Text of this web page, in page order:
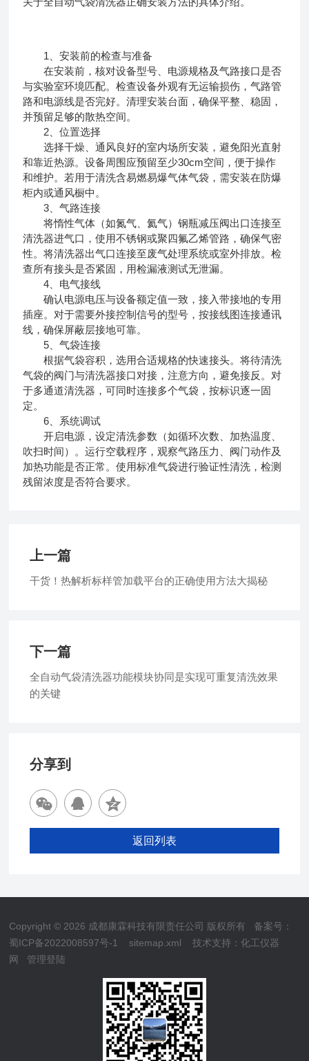
1、安装前的检查与准备
在安装前，核对设备型号、电源规格及气路接口是否
与实验室环境匹配。检查设备外观有无运输损伤，气路管
路和电源线是否完好。清理安装台面，确保平整、稳固，
并预留足够的散热空间。
2、位置选择
选择干燥、通风良好的室内场所安装，避免阳光直射
和靠近热源。设备周围应预留至少30cm空间，便于操作
和维护。若用于清洗含易燃易爆气体气袋，需安装在防爆
柜内或通风橱中。
3、气路连接
将惰性气体（如氮气、氦气）钢瓶减压阀出口连接至
清洗器进气口，使用不锈钢或聚四氟乙烯管路，确保气密
性。将清洗器出气口连接至废气处理系统或室外排放。检
查所有接头是否紧固，用检漏液测试无泄漏。
4、电气接线
确认电源电压与设备额定值一致，接入带接地的专用
插座。对于需要外接控制信号的型号，按接线图连接通讯
线，确保屏蔽层接地可靠。
5、气袋连接
根据气袋容积，选用合适规格的快速接头。将待清洗
气袋的阀门与清洗器接口对接，注意方向，避免接反。对
于多通道清洗器，可同时连接多个气袋，按标识逐一固
定。
6、系统调试
开启电源，设定清洗参数（如循环次数、加热温度、
吹扫时间）。运行空载程序，观察气路压力、阀门动作及
加热功能是否正常。使用标准气袋进行验证性清洗，检测
残留浓度是否符合要求。
上一篇
干货！热解析标样管加载平台的正确使用方法大揭秘
下一篇
全自动气袋清洗器功能模块协同是实现可重复清洗效果
的关键
分享到
返回列表
Copyright © 2026 成都康霖科技有限责任公司 版权所有 备案号：
蜀ICP备2022008597号-1
sitemap.xml 技术支持：化工仪器
网
管理登陆